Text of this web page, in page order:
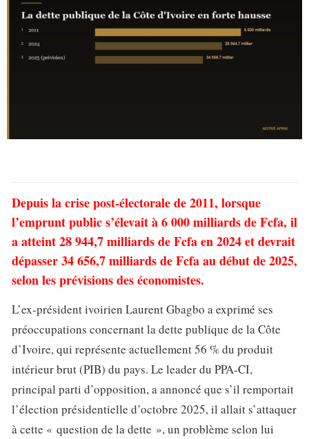
Depuis la crise post-électorale de 2011, lorsque
l’emprunt public s’élevait à 6 000 milliards de Fcfa, il
a atteint 28 944,7 milliards de Fcfa en 2024 et devrait
dépasser 34 656,7 milliards de Fcfa au début de 2025,
selon les prévisions des économistes.
L’ex-président ivoirien Laurent Gbagbo a exprimé ses
préoccupations concernant la dette publique de la Côte
d’Ivoire, qui représente actuellement 56 % du produit
intérieur brut (PIB) du pays. Le leader du PPA-CI,
principal parti d’opposition, a annoncé que s’il remportait
l’élection présidentielle d’octobre 2025, il allait s’attaquer
à cette « question de la dette », un problème selon lui